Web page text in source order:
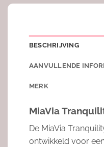
BESCHRIJVING
AANVULLENDE
MERK
MiaVia
De MiaVia
ontwikkeld voor